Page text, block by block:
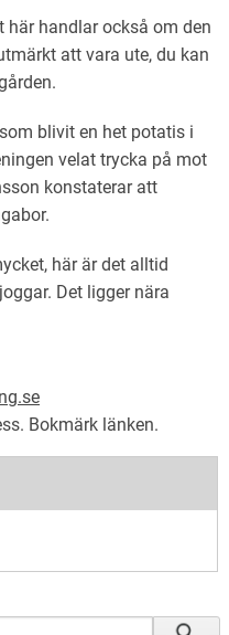
här handlar också om den
att vara ute, du kan
blivit en het potatis i
velat trycka på mot
konstaterar att
här är det alltid
Det ligger nära
. Bokmärk länken.